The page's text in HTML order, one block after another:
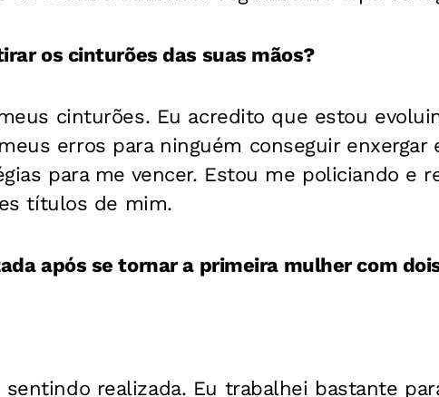
os cinturões das suas mãos?
cinturões. Eu acredito que estou
erros para ninguém conseguir enxergar
para me vencer. Estou me policiando e
títulos de mim.
após se tornar a primeira mulher com
realizada. Eu trabalhei bastante